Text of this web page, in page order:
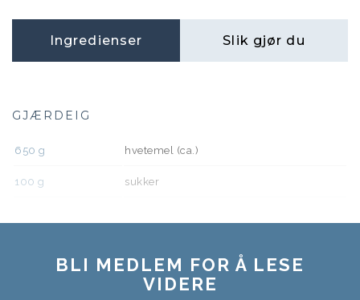
Ingredienser Slik gjør du
GJÆRDEIG
650 g hvetemel (ca.)
100 g sukker
BLI MEDLEM FOR Å LESE
VIDERE